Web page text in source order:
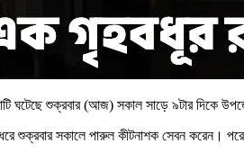
শুক্রবার (আজ) সকাল সাড়ে ৯টার দিকে
শুক্রবার সকালে পারুল কীটনাশক সেবন করেন।